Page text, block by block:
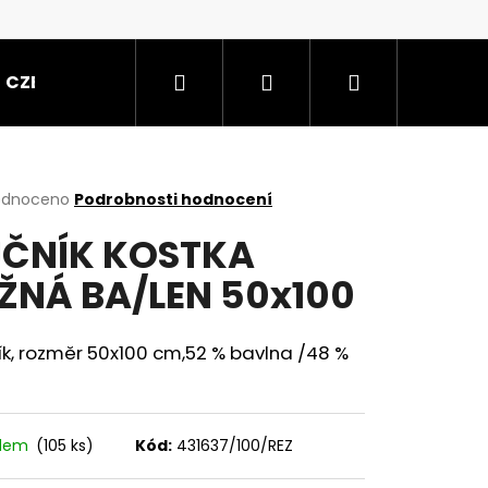
CZE Hledat PřihlášeníNákupní
Podrobnosti hodnocení
KOSTKA
BA/LEN 50x100
rozměr 50x100 cm,52 % bavlna /48 %
(105 ks) Kód: 431637/100/REZ